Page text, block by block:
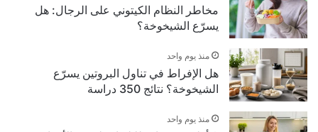
مخاطر النظام الكيتوني على الرجال: هل
يسرّع الشيخوخة؟
منذ يوم واحد
هل الإفراط في تناول البروتين يسرّع
الشيخوخة؟ نتائج 350 دراسة
منذ يوم واحد